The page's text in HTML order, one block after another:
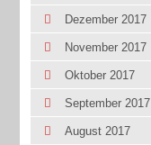
Dezember 2017
November 2017
Oktober 2017
September 2017
August 2017